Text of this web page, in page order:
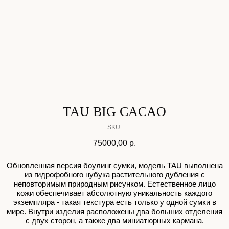
TAU BIG CACAO
SKU:
75000,00 р.
Обновленная версия боулинг сумки, модель TAU выполнена
из гидрофобного нубука растительного дубления с
неповторимым природным рисунком. Естественное лицо
кожи обеспечивает абсолютную уникальность каждого
экземпляра - такая текстура есть только у одной сумки в
мире. Внутри изделия расположены два больших отделения
с двух сторон, а также два миниатюрных кармана.